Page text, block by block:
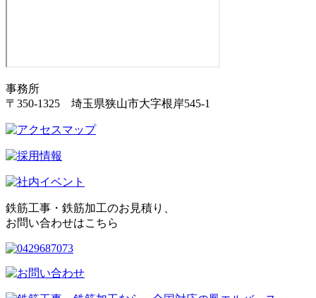
事務所
〒350-1325 埼玉県狭山市大字根岸545-1
鉄筋工事・鉄筋加工のお見積り、
お問い合わせはこちら